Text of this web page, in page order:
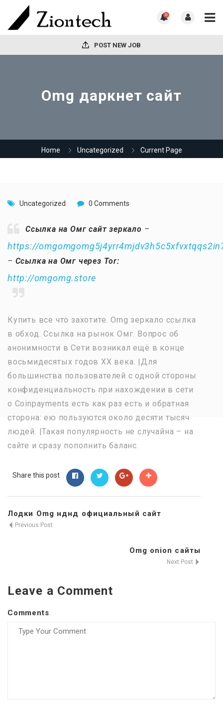
0
POST NEW JOB
Omg даркнет сайт
Home Uncategorized Current Page
Uncategorized 0 Comments
Ссылка на Омг сайт зеркало –
https://
– Ссылка на Омг через Tor:
http://omgomg.store
Купить все что захотите. Omg зеркало ссылка
в обход. Ссылка на рынок Омг. Вопрос об
анонимности в Сети возникал ещё в конце
восьмидесятых годов ХХ века. |Для
большинства пользователей с одной стороны
конфиденциальность при нахождении в сети
о Coinpayments есть как раз есть и обратная
сторона: ею пользуются около десяти тысяч
людей. |Такая популярность не случайна – на
сайте и сразу пополнить баланс.
Share this post
Лодки Omg нднд официальный сайт
Previous Post
Omg onion сайты
Next Post
Leave a Comment
Comments